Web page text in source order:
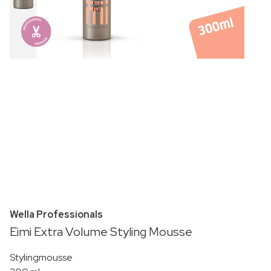
Wella Professionals
Eimi Extra Volume Styling Mousse
Stylingmousse